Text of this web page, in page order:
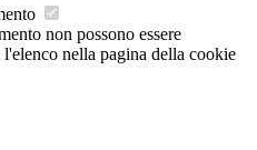
non possono essere
nella pagina della cookie